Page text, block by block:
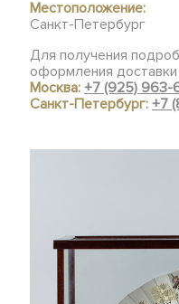
Местоположение:
Санкт-Петербург
Для получения
оформления доставки
Москва:+7 (925) 963-
Санкт-Петербург:+7